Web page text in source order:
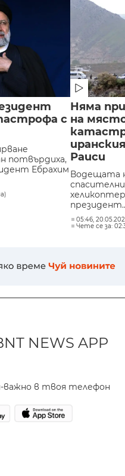
с
потвърдиха,
Ебрахим
Няма
на
Раиси
Водещата
05:46,
Чете се за:
NEWS APP
важно в твоя телефон